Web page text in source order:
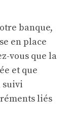
banque,
en place
vous que la
et que
suivi
liés